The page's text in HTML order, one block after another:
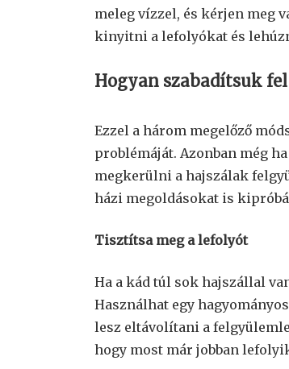
meleg vízzel, és kérjen meg
kinyitni a lefolyókat és
Hogyan szabadítsuk
Ezzel a három megelőző
problémáját. Azonban még
megkerülni a hajszálak
házi megoldásokat is
Tisztítsa meg a lefolyót
Ha a kád túl sok hajszállal
Használhat egy
lesz eltávolítani a
hogy most már jobban